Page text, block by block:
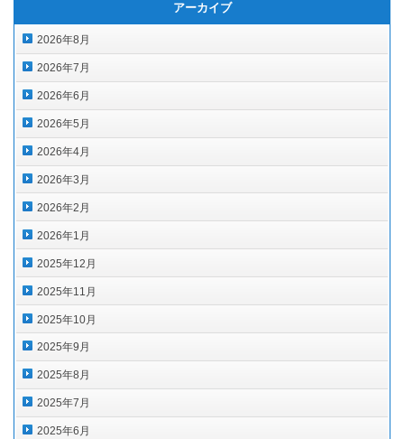
アーカイブ
2026年8月
2026年7月
2026年6月
2026年5月
2026年4月
2026年3月
2026年2月
2026年1月
2025年12月
2025年11月
2025年10月
2025年9月
2025年8月
2025年7月
2025年6月